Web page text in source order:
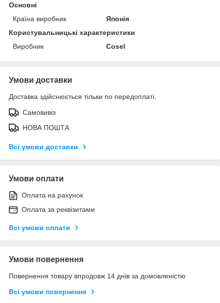
Основні
Країна виробник
Японія
Користувальницькі характеристики
Виробник
Cosel
Умови доставки
Доставка здійснюється тільки по передоплаті.
Самовивіз
НОВА ПОШТА
Всі умови доставки
Умови оплати
Оплата на рахунок
Оплата за реквізитами
Всі умови оплати
Умови повернення
Повернення товару впродовж 14 днів за домовленістю
Всі умови повернення